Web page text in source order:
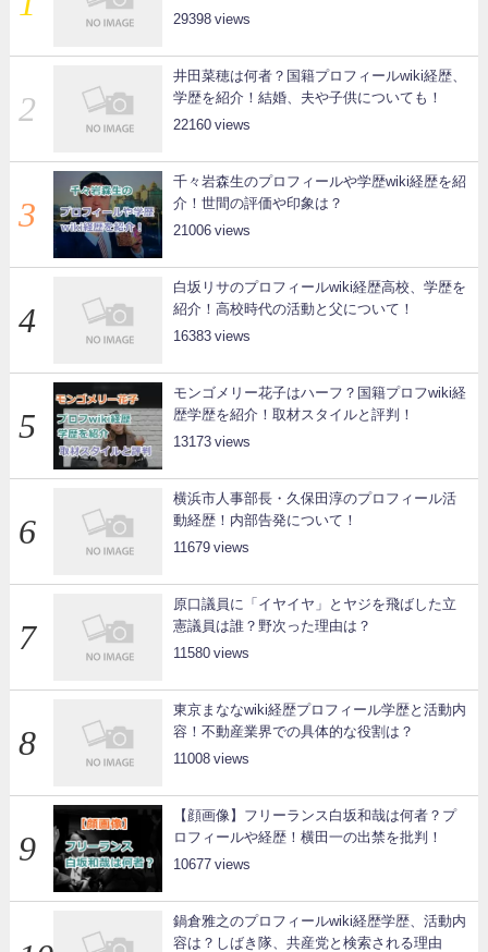
29398
井田菜穂は何者？国籍プロフィールwiki経歴、
学歴を紹介！結婚、夫や子供についても！
22160
千々岩森生のプロフィールや学歴wiki経歴を紹
介！世間の評価や印象は？
21006
白坂リサのプロフィールwiki経歴高校、学歴を
紹介！高校時代の活動と父について！
16383
モンゴメリー花子はハーフ？国籍プロフwiki経
歴学歴を紹介！取材スタイルと評判！
13173
横浜市人事部長・久保田淳のプロフィール活
動経歴！内部告発について！
11679
原口議員に「イヤイヤ」とヤジを飛ばした立
憲議員は誰？野次った理由は？
11580
東京まななwiki経歴プロフィール学歴と活動内
容！不動産業界での具体的な役割は？
11008
【顔画像】フリーランス白坂和哉は何者？プ
ロフィールや経歴！横田一の出禁を批判！
10677
鍋倉雅之のプロフィールwiki経歴学歴、活動内
容は？しばき隊、共産党と検索される理由